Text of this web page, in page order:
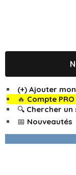
(+) Ajouter
🔥 Compte
🔍 Chercher un
📅 Nouveautés